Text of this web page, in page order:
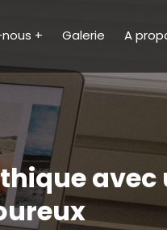
Galerie A
avec